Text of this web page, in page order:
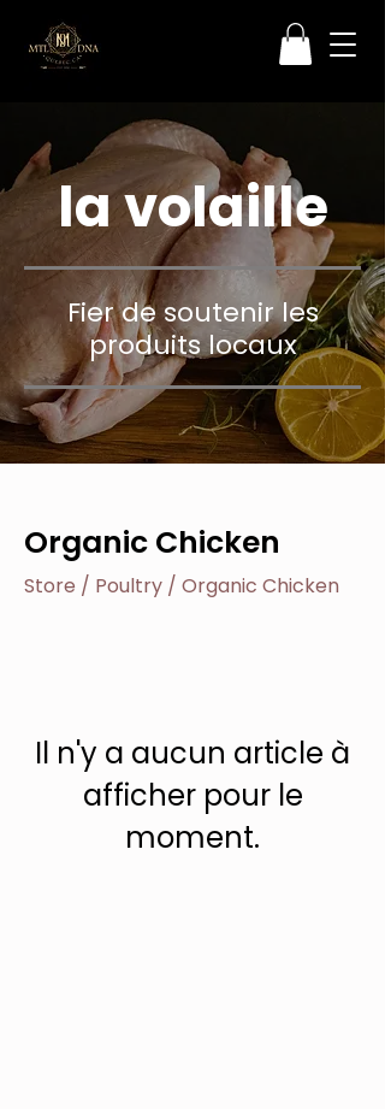
la volaille
Fier de soutenir les
produits locaux
Organic Chicken
Store / Poultry / Organic Chicken
Il n'y a aucun article à
afficher pour le
moment.